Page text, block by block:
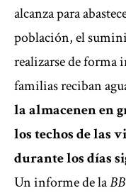
alcanza para
población, el
realizarse de forma
familias reciban
la almacenen en
los techos de las
durante los días
Un informe de la